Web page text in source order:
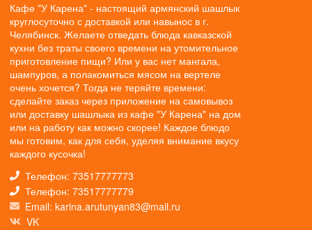
Кафе "У Карена" - настоящий армянский шашлык
круглосуточно с доставкой или навынос в г.
Челябинск. Желаете отведать блюда кавказской
кухни без траты своего времени на утомительное
приготовление пищи? Или у вас нет мангала,
шампуров, а полакомиться мясом на вертеле
очень хочется? Тогда не теряйте времени:
сделайте заказ через приложение на самовывоз
или доставку шашлыка из кафе "У Карена" на дом
или на работу как можно скорее! Каждое блюдо
мы готовим, как для себя, уделяя внимание вкусу
каждого кусочка!
Телефон: 73517777773
Телефон: 73517777779
Email: karina.arutunyan83@mail.ru
VK